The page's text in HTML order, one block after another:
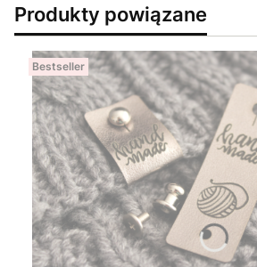
Produkty powiązane
Bestseller